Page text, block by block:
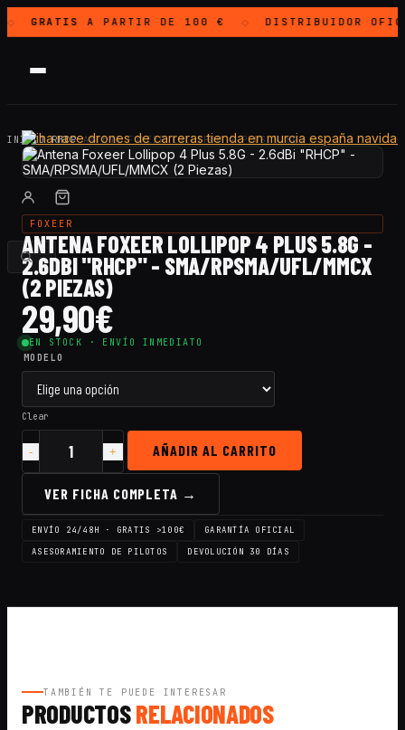
GRATISA PARTIR DE 100 € DISTRIBUIDOR
INICIO·RHCP·ANTENA FOXEER LOLLIPOP 4 PLUS 5.8G…
FOXEER
ANTENA FOXEER LOLLIPOP 4 PLUS 5.8G -
2.6DBI "RHCP" - SMA/RPSMA/UFL/MMCX
(2 PIEZAS)
29,90€
EN STOCK · ENVÍO INMEDIATO
MODELO
Clear
Cantidad
Antena
Foxeer
Plus
5.8G
AÑADIR AL CARRITO
VER FICHA COMPLETA →
ENVÍO 24/48H · GRATIS >100€
GARANTÍA OFICIAL
ASESORAMIENTO DE PILOTOS
DEVOLUCIÓN 30 DÍAS
TAMBIÉN TE PUEDE INTERESAR
PRODUCTOSRELACIONADOS